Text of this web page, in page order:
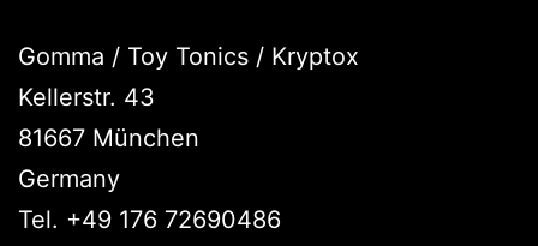
Gomma / Toy Tonics / Kryptox
Kellerstr. 43
81667 München
Germany
Tel. +49 176 72690486